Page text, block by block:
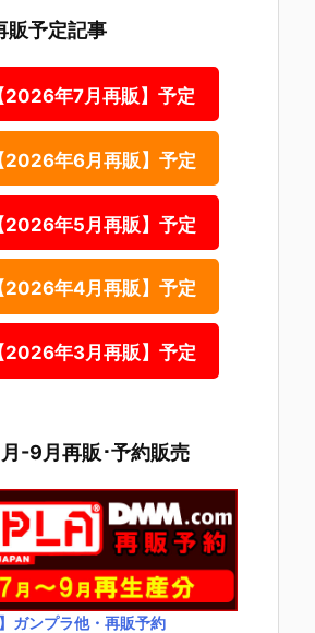
販予定記事
2026年7月再販】予定
2026年6月再販】予定
2026年5月再販】予定
2026年4月再販】予定
2026年3月再販】予定
月-9月再販･予約販売
ガンプラ他・再販予約